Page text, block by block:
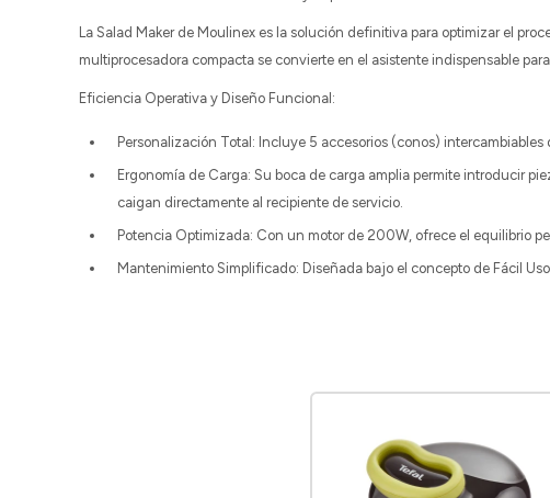
La Salad Maker de Moulinex es la solución definitiva para optimizar el
multiprocesadora compacta se convierte en el asistente indispensable
Eficiencia Operativa y Diseño Funcional:
Personalización Total: Incluye 5 accesorios (conos)
Ergonomía de Carga: Su boca de carga amplia permite introducir
caigan directamente al recipiente de servicio.
Potencia Optimizada: Con un motor de 200W, ofrece el equilibrio
Mantenimiento Simplificado: Diseñada bajo el concepto de Fácil